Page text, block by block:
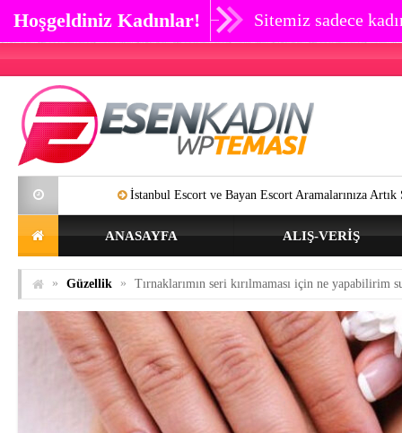
Hoşgeldiniz Kadınlar! Sitemiz sadece
İstanbul Escort ve Bayan Escort Aramalarınıza Artık SON
ANASAYFA ALIŞ-VERIŞ
» Güzellik » Tırnaklarımın seri kırılmaması için ne yapabilirim